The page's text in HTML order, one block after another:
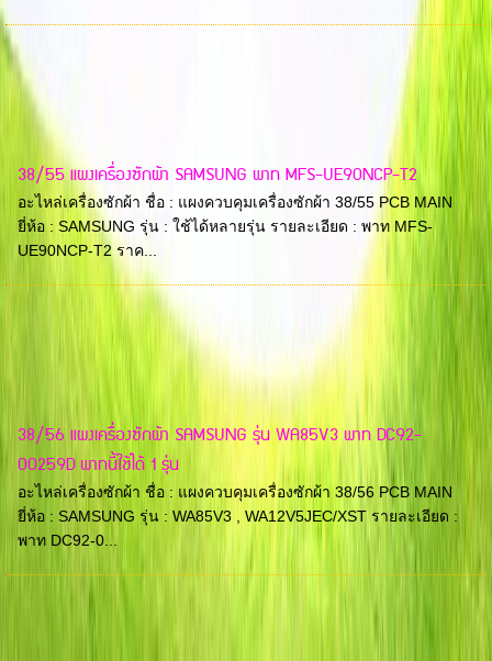
38/55 แผงเครื่องซักผ้า SAMSUNG พาท MFS-UE90NCP-T2
อะไหล่เครื่องซักผ้า ชื่อ : แผงควบคุมเครื่องซักผ้า 38/55 PCB MAIN
ยี่ห้อ : SAMSUNG รุ่น : ใช้ได้หลายรุ่น รายละเอียด : พาท MFS-
UE90NCP-T2 ราค...
38/56 แผงเครื่องซักผ้า SAMSUNG รุ่น WA85V3 พาท DC92-
00259D พาทนี้ใช้ได้ 1 รุ่น
อะไหล่เครื่องซักผ้า ชื่อ : แผงควบคุมเครื่องซักผ้า 38/56 PCB MAIN
ยี่ห้อ : SAMSUNG รุ่น : WA85V3 , WA12V5JEC/XST รายละเอียด :
พาท DC92-0...